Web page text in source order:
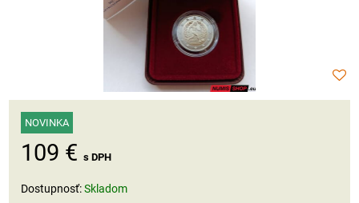
NOVINKA
109 € s DPH
Dostupnosť:Skladom